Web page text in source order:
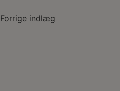
Indlægsnavigation
Forrige indlæg